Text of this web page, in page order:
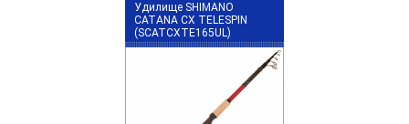
Удилище SHIMANO
CATANA CX TELESPIN
(SCATCXTE165UL)